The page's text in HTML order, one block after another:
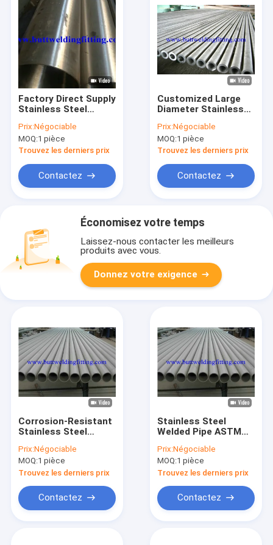
Factory Direct Supply
Stainless Steel
304/316L ASTM A312
Schedule 40 for Sale
Prix:Négociable
MOQ:1 pièce
Trouvez les derniers prix
Contactez
Customized Large
Diameter Stainless
304/316L ASTM A312
for Industrial Use
Prix:Négociable
MOQ:1 pièce
Trouvez les derniers prix
Contactez
Économisez votre temps
Laissez-nous contacter les meilleurs
produits avec vous.
Donnez votre exigence
Corrosion-Resistant
Stainless Steel
304/316L ASTM A312
for Construction
Structure
Prix:Négociable
MOQ:1 pièce
Trouvez les derniers prix
Contactez
Stainless Steel
Welded Pipe ASTM
Schedule 40 Polished
Tube for Oil & Gas
Prix:Négociable
MOQ:1 pièce
Trouvez les derniers prix
Contactez